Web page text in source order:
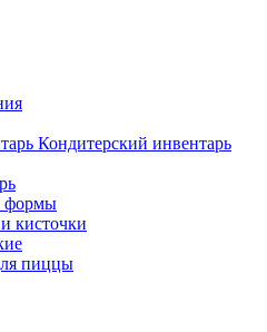
Кондитерский инвентарь
формы
кисточки
пиццы